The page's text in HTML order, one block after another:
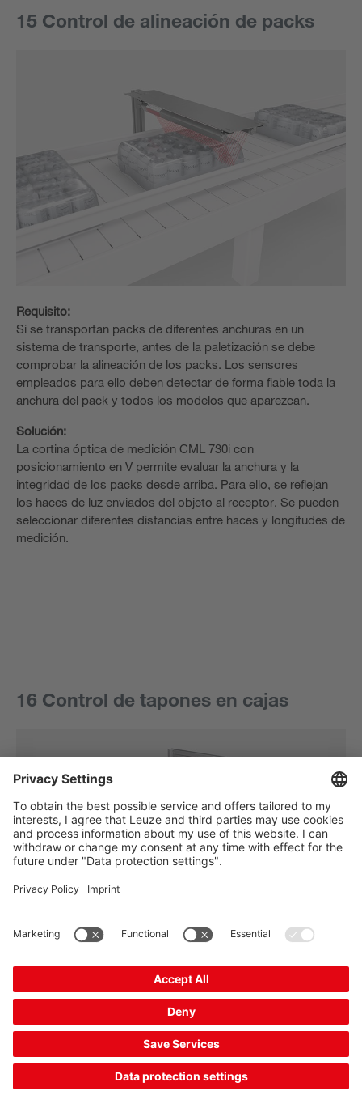
15 Control de alineación de packs
Requisito:
Si se transportan packs de diferentes anchuras en un
sistema de transporte, antes de la paletización se debe
comprobar la alineación de los packs. Los sensores
empleados para ello deben detectar de forma fiable toda la
anchura del pack y todos los modelos que aparezcan.
Solución:
La cortina óptica de medición CML 730i con
posicionamiento en V permite evaluar la anchura y la
integridad de los packs desde arriba. Para ello, se reflejan
los haces de luz enviados del objeto al receptor. Se pueden
seleccionar diferentes distancias entre haces y longitudes de
medición.
16 Control de tapones en cajas
Requisito:
Tras el llenado, las cajas de envío se sellan
automáticamente. Con ayuda de un dispositivo de
comprobación se debe detectar si las pestañas están
selladas y pegadas.
Solución: